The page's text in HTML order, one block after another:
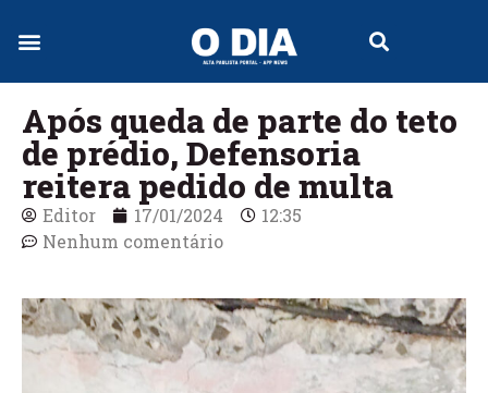
Após queda de parte do teto
de prédio, Defensoria
reitera pedido de multa
Editor 17/01/2024
12:35
Nenhum comentário